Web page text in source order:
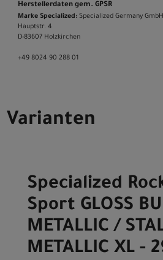
Herstellerdaten gem. GPSR
Marke Specialized: Specialized Germany GmbH
Hauptstr. 4
D-83607 Holzkirchen
+49 8024 90 288 01
Varianten
Specialized
Sport GLOSS
METALLIC /
METALLIC XL -